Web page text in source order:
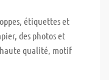
étiquettes et
des photos et
qualité, motif